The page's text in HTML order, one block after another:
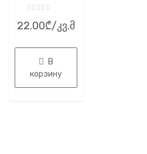
0
22.00₾/კვ.მ
В
корзину